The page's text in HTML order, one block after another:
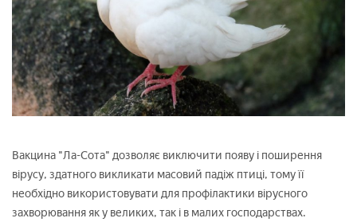
Вакцина "Ла-Сота" дозволяє виключити появу і поширення
вірусу, здатного викликати масовий падіж птиці, тому її
необхідно використовувати для профілактики вірусного
захворювання як у великих, так і в малих господарствах.